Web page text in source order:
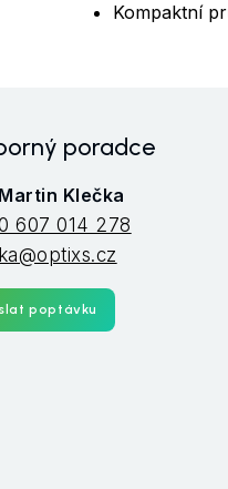
Kompaktní
poradce
Klečka
607 014 278
poptávku